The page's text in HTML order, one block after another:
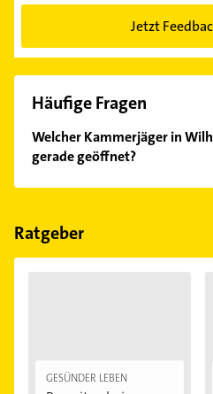
Jetzt
Häufige Fragen
Welcher Kammerjäger in
gerade geöffnet?
Im Anbieter-Bereich finden
Feiertagen abweichen können.
Ratgeber
GESÜNDER LEBEN